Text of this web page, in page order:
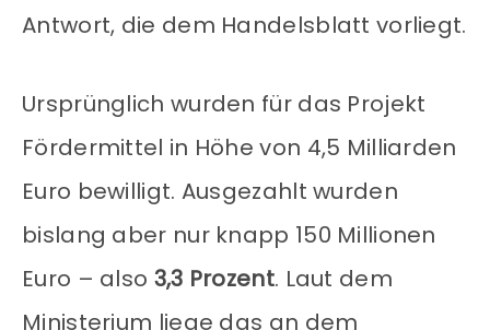
Antwort, die dem Handelsblatt vorliegt.
Ursprünglich wurden für das Projekt
Fördermittel in Höhe von 4,5 Milliarden
Euro bewilligt. Ausgezahlt wurden
bislang aber nur knapp 150 Millionen
Euro – also 3,3 Prozent. Laut dem
Ministerium liege das an dem